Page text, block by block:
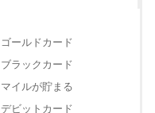
ゴールドカード
ブラックカード
マイルが貯まる
デビットカード